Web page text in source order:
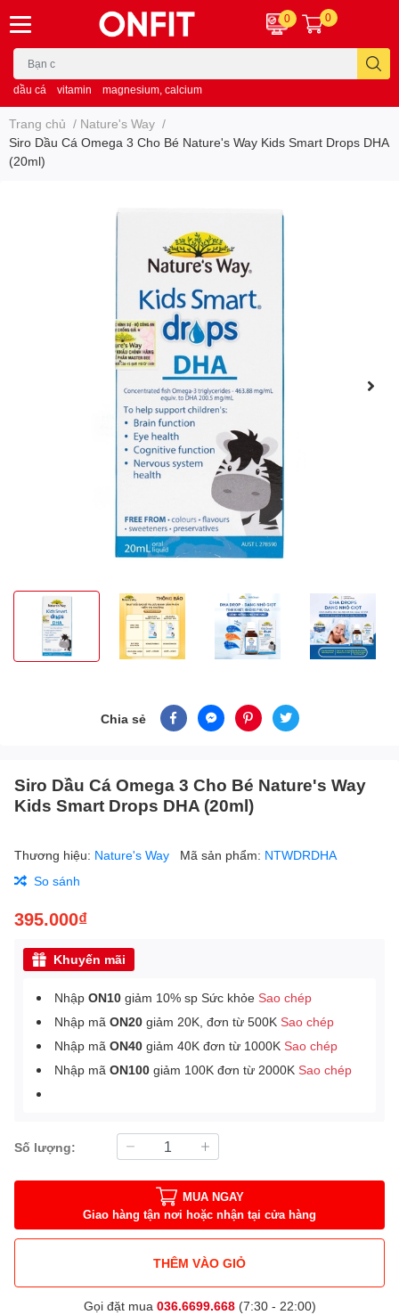
dầu cá vitamin magnesium, calcium
0 0
Trang chủ / Nature's Way /
Siro Dầu Cá Omega 3 Cho Bé Nature's Way Kids Smart Drops DHA
(20ml)
Chia sẻ
Siro Dầu Cá Omega 3 Cho Bé Nature's Way
Kids Smart Drops DHA (20ml)
Thương hiệu: Nature's Way Mã sản phẩm: NTWDRDHA
So sánh
395.000₫
Khuyến mãi
Nhập ON10 giảm 10% sp Sức khỏe Sao chép
Nhập mã ON20 giảm 20K, đơn từ 500K Sao chép
Nhập mã ON40 giảm 40K đơn từ 1000K Sao chép
Nhập mã ON100 giảm 100K đơn từ 2000K Sao chép
Số lượng:
MUA NGAY
Giao hàng tận nơi hoặc nhận tại cửa hàng
THÊM VÀO GIỎ
Gọi đặt mua 036.6699.668(7:30 - 22:00)